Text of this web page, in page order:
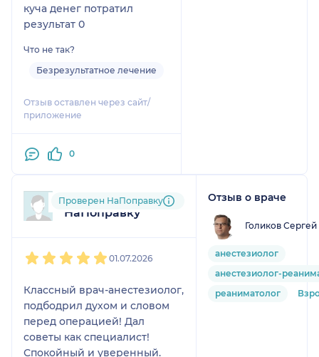
куча денег потратил
результат 0
Что не так?
Безрезультатное лечение
Отзыв оставлен через сайт/
приложение
0
Пользователь
НаПоправку
Проверен НаПоправку
01.07.2026
Классный врач-анестезиолог,
подбодрил духом и словом
перед операцией! Дал
советы как специалист!
Спокойный и уверенный.
Отзыв о враче
Голиков
анестезиолог
анестезиолог-
реаниматолог